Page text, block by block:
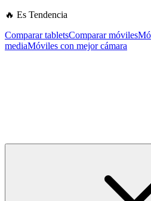
🔥 Es Tendencia
Comparar tabletsComparar móviles
mediaMóviles con mejor cámara